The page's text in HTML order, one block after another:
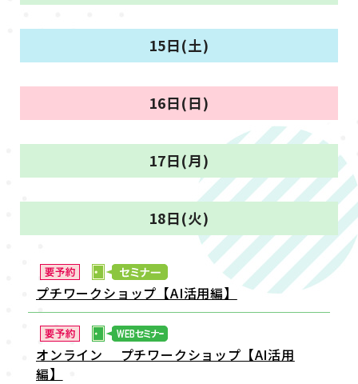
15日(土)
16日(日)
17日(月)
18日(火)
プチワークショップ【AI活用編】
オンライン プチワークショップ【AI活用
編】